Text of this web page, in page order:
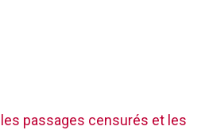
passages censurés et les